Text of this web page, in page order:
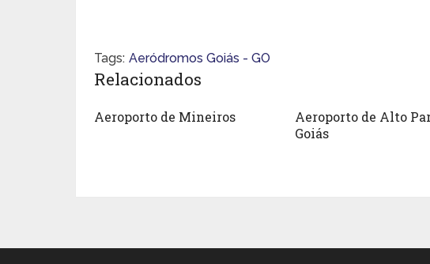
Tags: Aeródromos Goiás - GO
Relacionados
Aeroporto de Mineiros
Aeroporto de Alto
Goiás